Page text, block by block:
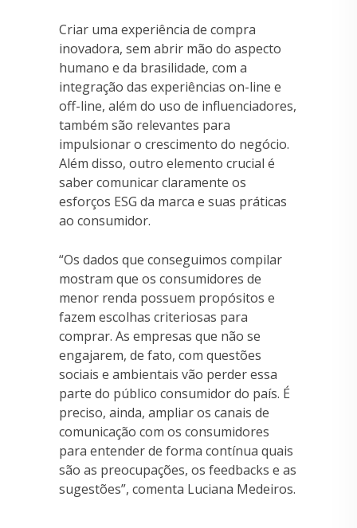
Criar uma experiência de compra
inovadora, sem abrir mão do aspecto
humano e da brasilidade, com a
integração das experiências on-line e
off-line, além do uso de influenciadores,
também são relevantes para
impulsionar o crescimento do negócio.
Além disso, outro elemento crucial é
saber comunicar claramente os
esforços ESG da marca e suas práticas
ao consumidor.
“Os dados que conseguimos compilar
mostram que os consumidores de
menor renda possuem propósitos e
fazem escolhas criteriosas para
comprar. As empresas que não se
engajarem, de fato, com questões
sociais e ambientais vão perder essa
parte do público consumidor do país. É
preciso, ainda, ampliar os canais de
comunicação com os consumidores
para entender de forma contínua quais
são as preocupações, os feedbacks e as
sugestões”, comenta Luciana Medeiros.